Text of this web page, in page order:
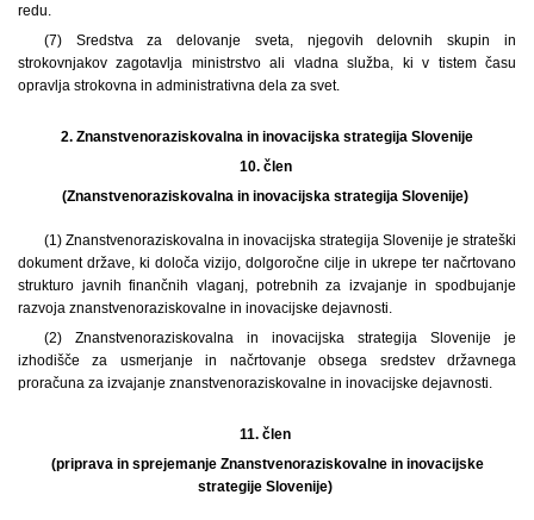
redu.
(7) Sredstva za delovanje sveta, njegovih delovnih skupin in
strokovnjakov zagotavlja ministrstvo ali vladna služba, ki v tistem času
opravlja strokovna in administrativna dela za svet.
2. Znanstvenoraziskovalna in inovacijska strategija Slovenije
10. člen
(Znanstvenoraziskovalna in inovacijska strategija Slovenije)
(1) Znanstvenoraziskovalna in inovacijska strategija Slovenije je strateški
dokument države, ki določa vizijo, dolgoročne cilje in ukrepe ter načrtovano
strukturo javnih finančnih vlaganj, potrebnih za izvajanje in spodbujanje
razvoja znanstvenoraziskovalne in inovacijske dejavnosti.
(2) Znanstvenoraziskovalna in inovacijska strategija Slovenije je
izhodišče za usmerjanje in načrtovanje obsega sredstev državnega
proračuna za izvajanje znanstvenoraziskovalne in inovacijske dejavnosti.
11. člen
(priprava in sprejemanje Znanstvenoraziskovalne in inovacijske
strategije Slovenije)